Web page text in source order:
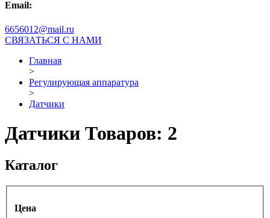
Email:
6656012@mail.ru
СВЯЗАТЬСЯ С НАМИ
Главная
>
Регулирующая аппаратура
>
Датчики
Датчики Товаров: 2
Каталог
Цена